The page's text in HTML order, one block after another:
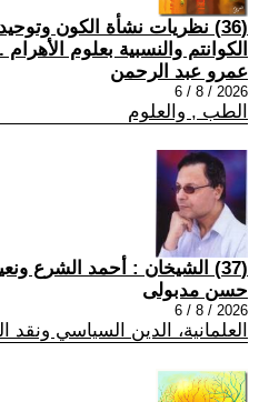
(36) نظريات نشأة الكون
الكوانتم والنسبية بعلوم الأهرام
عمرو عبد الرحمن
2026 / 8 / 6
الطب , والعلوم
(37) الشيخان : أحمد الشرع ونعيم قاسم
حسن مدبولى
2026 / 8 / 6
العلمانية، الدين السياسي ونقد